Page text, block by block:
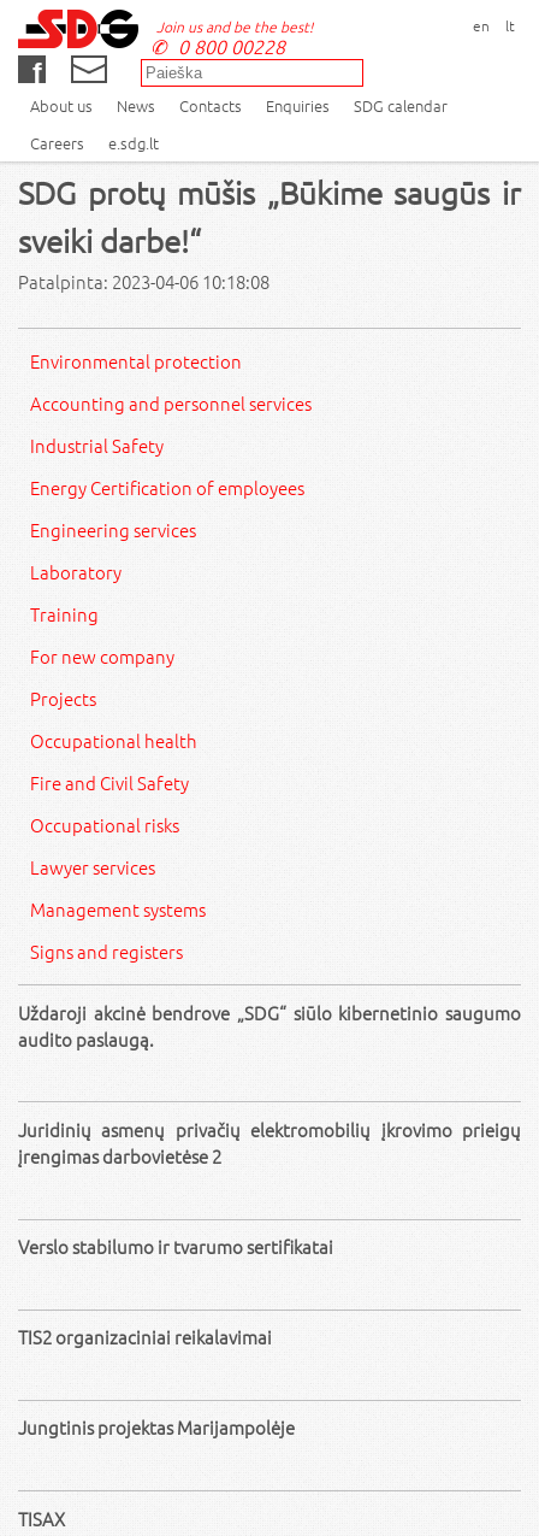
en lt
Join us and be the best!
0 800 00228
About us News Contacts Enquiries
SDG calendar
Careers
e.sdg.lt
SDG protų mūšis „Būkime saugūs ir
sveiki darbe!“
Patalpinta: 2023-04-06 10:18:08
Environmental protection
Accounting and personnel services
Industrial Safety
Energy Certification of employees
Engineering services
Laboratory
Training
For new company
Projects
Occupational health
Fire and Civil Safety
Occupational risks
Lawyer services
Management systems
Signs and registers
Uždaroji akcinė bendrove „SDG“ siūlo kibernetinio saugumo
audito paslaugą.
Juridinių asmenų privačių elektromobilių įkrovimo prieigų
įrengimas darbovietėse 2
Verslo stabilumo ir tvarumo sertifikatai
TIS2 organizaciniai reikalavimai
Jungtinis projektas Marijampolėje
TISAX